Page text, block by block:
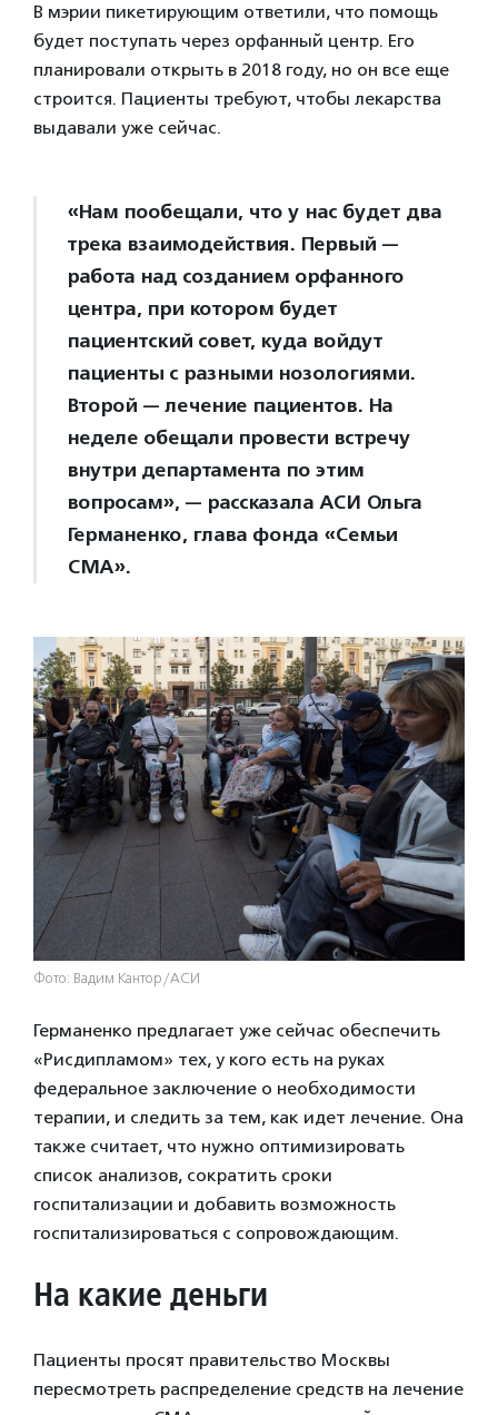
В мэрии пикетирующим ответили, что помощь
будет поступать через орфанный центр. Его
планировали открыть в 2018 году, но он все еще
строится. Пациенты требуют, чтобы лекарства
выдавали уже сейчас.
«Нам пообещали, что у нас будет два
трека взаимодействия. Первый —
работа над созданием орфанного
центра, при котором будет
пациентский совет, куда войдут
пациенты с разными нозологиями.
Второй — лечение пациентов. На
неделе обещали провести встречу
внутри департамента по этим
вопросам», — рассказала АСИ Ольга
Германенко, глава фонда «Семьи
СМА».
Фото: Вадим Кантор/АСИ
Германенко предлагает уже сейчас обеспечить
«Рисдипламом» тех, у кого есть на руках
федеральное заключение о необходимости
терапии, и следить за тем, как идет лечение. Она
также считает, что нужно оптимизировать
список анализов, сократить сроки
госпитализации и добавить возможность
госпитализироваться с сопровождающим.
На какие деньги
Пациенты просят правительство Москвы
пересмотреть распределение средств на лечение